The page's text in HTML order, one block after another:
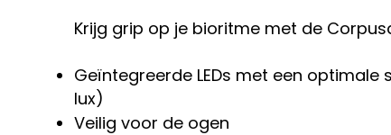
Krijg grip op je bioritme met de
Geïntegreerde LEDs met een optimale
lux)
Veilig voor de ogen